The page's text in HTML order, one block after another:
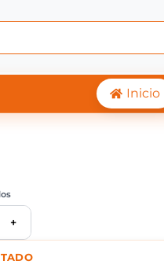
Inicio
+